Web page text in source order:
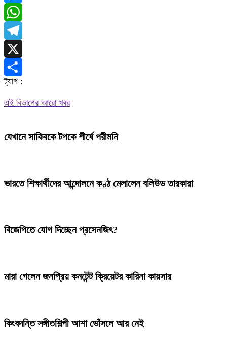
Messenger
WhatsApp
Telegram
X
Share
ট্যাগ :
এই বিভাগের আরো খবর
যেখানে সাকিবকে টপকে শীর্ষে পরীমনি
ভারতে শিক্ষার্থীদের আন্দোলনে কণ্ঠ মেলালেন বলিউড তারকারা
বিজেপিতে যোগ দিচ্ছেন প্রসেনজিৎ?
মারা গেলেন জনপ্রিয় কনটেন্ট ক্রিয়েটর কারিনা কায়সার
কিংবদন্তি সঙ্গীতশিল্পী আশা ভোঁসলে আর নেই